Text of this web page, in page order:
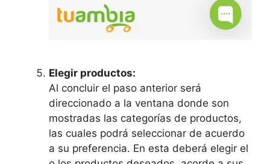
Elegir productos:
Al concluir el paso anterior será
direccionado a la ventana donde son
mostradas las categorías de productos,
las cuales podrá seleccionar de acuerdo
a su preferencia. En esta deberá elegir el